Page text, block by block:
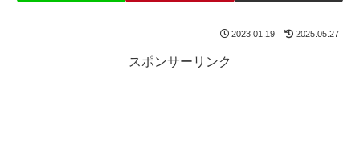
2023.01.19 2025.05.27
スポンサーリンク